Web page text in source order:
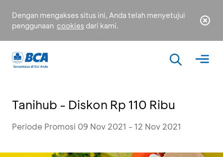
Dengan mengakses situs ini, Anda telah menyetujui
penggunaan cookies dari kami.
Tanihub - Diskon Rp 110 Ribu
Periode Promosi 09 Nov 2021 - 12 Nov 2021